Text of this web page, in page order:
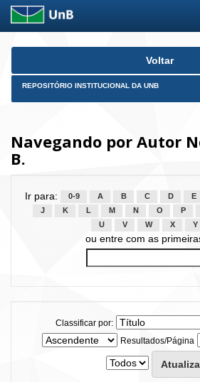
Skip
Voltar
REPOSITÓRIO INSTITUCIONAL DA UNB
Navegando por Autor
B.
Ir para: 0-9 A B C D E
J
K L M N O P
U
V W X Y
ou entre com as
Classificar por:
Resultados/Página